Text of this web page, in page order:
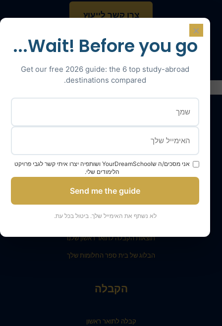
צרו קשר לייעוץ
דברו עם מומחה
השירותים שלנו
צוות YourDreamSchool
קבל תמיכה
התלמידים שלנו והוריהם מעידים
תוצאות הקבלה לתואר ראשון שלנו
הבלוג של בית ספר החלומות שלך
הקבלה
קבלה לתואר ראשון
Wait! Before you go...
Get our free 2026 guide: the 6 top study-abroad
destinations compared.
אני מסכים/ה שYourDreamSchool ושותפיה יצרו איתי קשר לגבי פרויקט
הלימודים שלי.
Send me the guide
לא נשתף את האימייל שלך. ביטול בכל עת.